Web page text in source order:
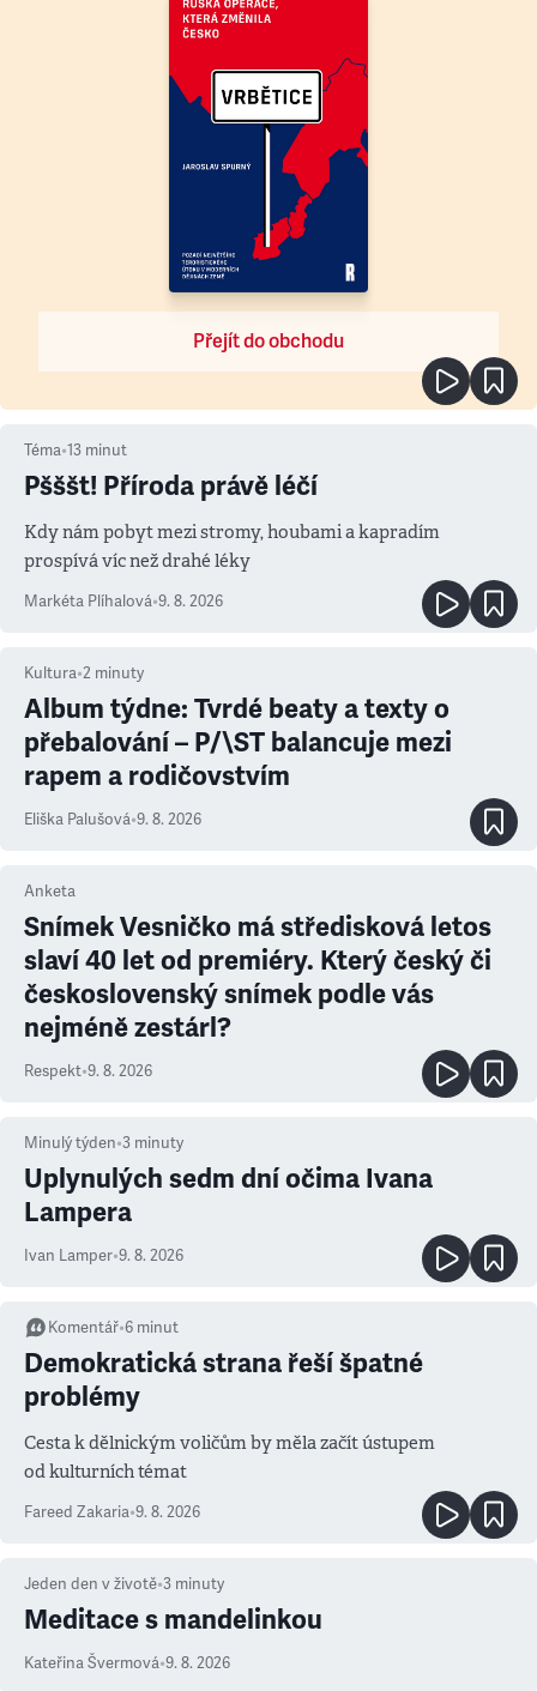
Přejít do obchodu
Téma•13 minut
Pšššt! Příroda právě léčí
Kdy nám pobyt mezi stromy, houbami a kapradím
prospívá víc než drahé léky
Markéta Plíhalová•9. 8. 2026
Kultura•2 minuty
Album týdne: Tvrdé beaty a texty o
přebalování – P/\ST balancuje mezi
rapem a rodičovstvím
Eliška Palušová•9. 8. 2026
Anketa
Snímek Vesničko má středisková letos
slaví 40 let od premiéry. Který český či
československý snímek podle vás
nejméně zestárl?
Respekt•9. 8. 2026
Minulý týden•3 minuty
Uplynulých sedm dní očima Ivana
Lampera
Ivan Lamper•9. 8. 2026
Komentář•6 minut
Demokratická strana řeší špatné
problémy
Cesta k dělnickým voličům by měla začít ústupem
od kulturních témat
Fareed Zakaria•9. 8. 2026
Jeden den v životě•3 minuty
Meditace s mandelinkou
Kateřina Švermová•9. 8. 2026